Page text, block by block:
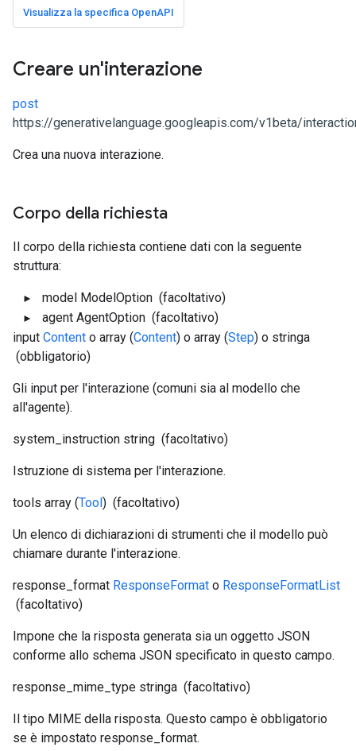
Visualizza la specifica OpenAPI
Creare un'interazione
post
https://generativelanguage.googleapis.com/v1beta/
Crea una nuova interazione.
Corpo della richiesta
Il corpo della richiesta contiene dati con la seguente
struttura:
model ModelOption (facoltativo)
agent AgentOption (facoltativo)
input Content o array (Content) o array (Step) o stringa
(obbligatorio)
Gli input per l'interazione (comuni sia al modello che
all'agente).
system_instruction string (facoltativo)
Istruzione di sistema per l'interazione.
tools array (Tool) (facoltativo)
Un elenco di dichiarazioni di strumenti che il modello può
chiamare durante l'interazione.
response_format ResponseFormat o ResponseFormatList
(facoltativo)
Impone che la risposta generata sia un oggetto JSON
conforme allo schema JSON specificato in questo campo.
response_mime_type stringa (facoltativo)
Il tipo MIME della risposta. Questo campo è obbligatorio
se è impostato response_format.